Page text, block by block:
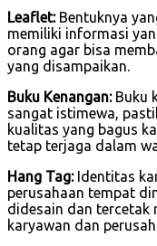
Leaflet:Bentuknya
memiliki informasi
orang agar bisa
yang disampaikan.
Buku Kenangan:Buku
sangat istimewa,
kualitas yang bagus
tetap terjaga dalam
Hang Tag:Identitas
perusahaan tempat
didesain dan tercetak
karyawan dan